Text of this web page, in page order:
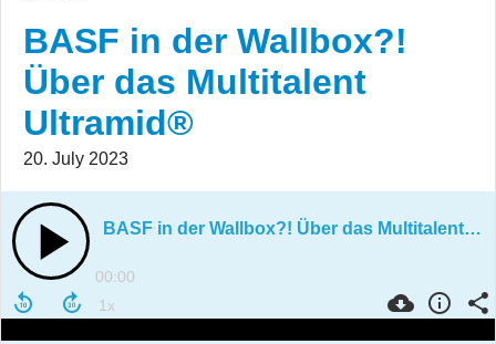
BASF in der Wallbox?!
Über das Multitalent
Ultramid®
20. July 2023
BASF in der Wallbox?! Über das Multitalent Ultramid®
00:00